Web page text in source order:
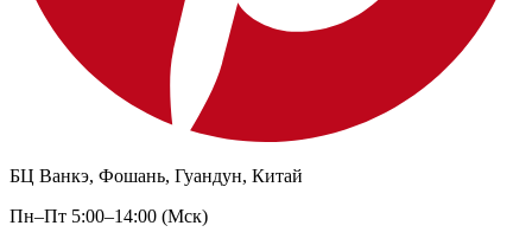
БЦ Ванкэ, Фошань, Гуандун, Китай
Пн–Пт 5:00–14:00 (Мск)